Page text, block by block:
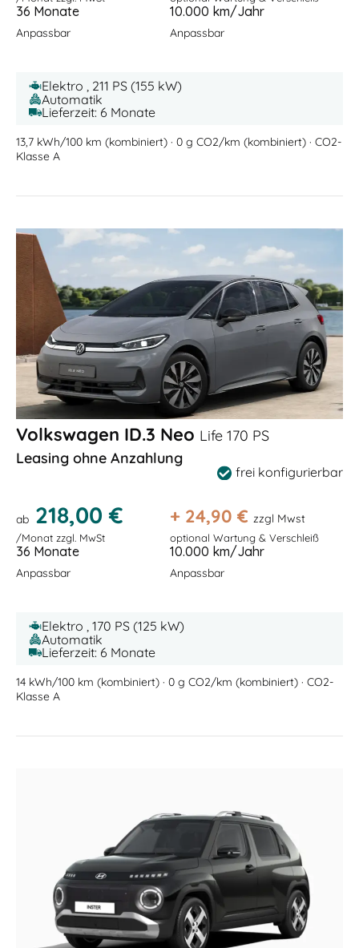
36 Monate
Anpassbar
10.000 km/Jahr
Anpassbar
Elektro , 211 PS (155 kW)
Automatik
Lieferzeit: 6 Monate
13,7 kWh/100 km (kombiniert) · 0 g CO2/km (kombiniert) · CO2-
Klasse A
Volkswagen ID.3 Neo Life 170 PS
Leasing ohne Anzahlung
frei konfigurierbar
ab 218,00 €
/Monat zzgl. MwSt
+ 24,90 € zzgl Mwst
optional Wartung & Verschleiß
36 Monate
Anpassbar
10.000 km/Jahr
Anpassbar
Elektro , 170 PS (125 kW)
Automatik
Lieferzeit: 6 Monate
14 kWh/100 km (kombiniert) · 0 g CO2/km (kombiniert) · CO2-
Klasse A